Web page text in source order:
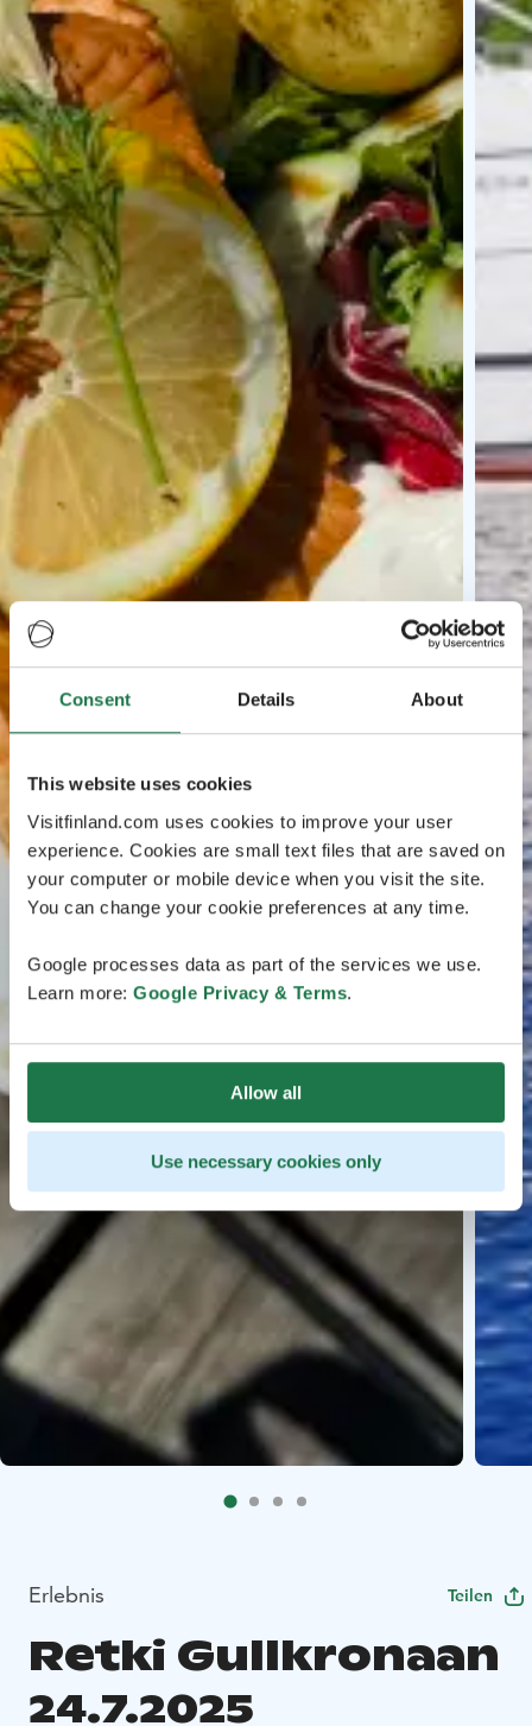
Consent Details About
This website uses cookies
Visitfinland.com uses cookies to improve your user
experience. Cookies are small text files that are saved on
your computer or mobile device when you visit the site.
You can change your cookie preferences at any time.
Google processes data as part of the services we use.
Learn more: Google Privacy & Terms.
Allow all
Use necessary cookies only
Erlebnis Teilen
Retki Gullkronaan
24.7.2025